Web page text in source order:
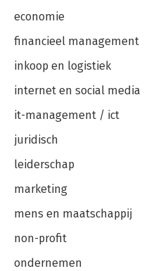
economie
financieel management
inkoop en logistiek
internet en social media
it-management / ict
juridisch
leiderschap
marketing
mens en maatschappij
non-profit
ondernemen